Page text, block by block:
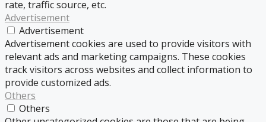
rate, traffic source, etc.
Advertisement
Advertisement
Advertisement cookies are used to provide visitors with
relevant ads and marketing campaigns. These cookies
track visitors across websites and collect information to
provide customized ads.
Others
Others